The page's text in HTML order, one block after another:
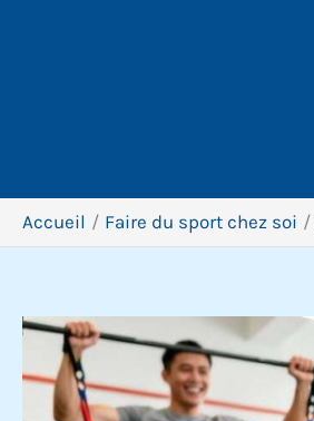
Accueil Faire du sport chez soi